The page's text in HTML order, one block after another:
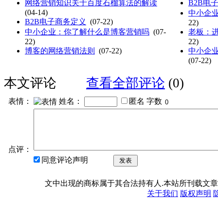
网络营销知识关于百度石榴算法的解读
(04-14)
B2B电子商务定义
(07-22)
中小企业：你了解什么是博客营销吗 (07-
22)
博客的网络营销法则
(07-22)
B2B电
中小企
22)
老板：
22)
中小企
(07-22)
本文评论 查看全部评论 (0)
表情： 姓名： 匿名 字数
点评：
同意评论声明
发表
文中出现的商标属于其合法持有人.本站所刊载文
关于我们 版权声明